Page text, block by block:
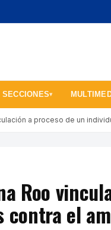
SECCIONES▾
a proceso de un
Roo
el